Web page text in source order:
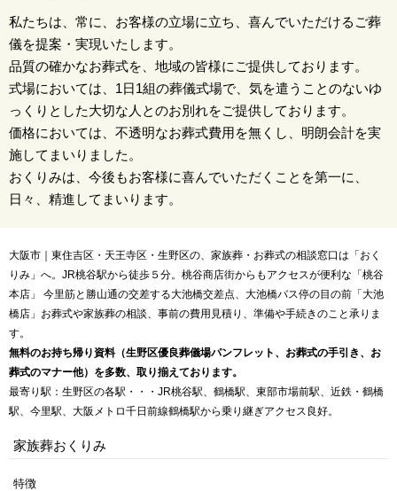
私たちは、常に、お客様の立場に立ち、喜んでいただけるご葬
儀を提案・実現いたします。
品質の確かなお葬式を、地域の皆様にご提供しております。
式場においては、1日1組の葬儀式場で、気を遣うことのないゆ
っくりとした大切な人とのお別れをご提供しております。
価格においては、不透明なお葬式費用を無くし、明朗会計を実
施してまいりました。
おくりみは、今後もお客様に喜んでいただくことを第一に、
日々、精進してまいります。
大阪市｜東住吉区・天王寺区・生野区の、家族葬・お葬式の相談窓口は「おく
りみ」へ。JR桃谷駅から徒歩５分。桃谷商店街からもアクセスが便利な「桃谷
本店」 今里筋と勝山通の交差する大池橋交差点、大池橋バス停の目の前「大池
橋店」お葬式や家族葬の相談、事前の費用見積り、準備や手続きのこと承りま
す。
無料のお持ち帰り資料（生野区優良葬儀場パンフレット、お葬式の手引き、お
葬式のマナー他）を多数、取り揃えております。
最寄り駅：生野区の各駅・・・JR桃谷駅、鶴橋駅、東部市場前駅、近鉄・鶴橋
駅、今里駅、大阪メトロ千日前線鶴橋駅から乗り継ぎアクセス良好。
家族葬おくりみ
特徴